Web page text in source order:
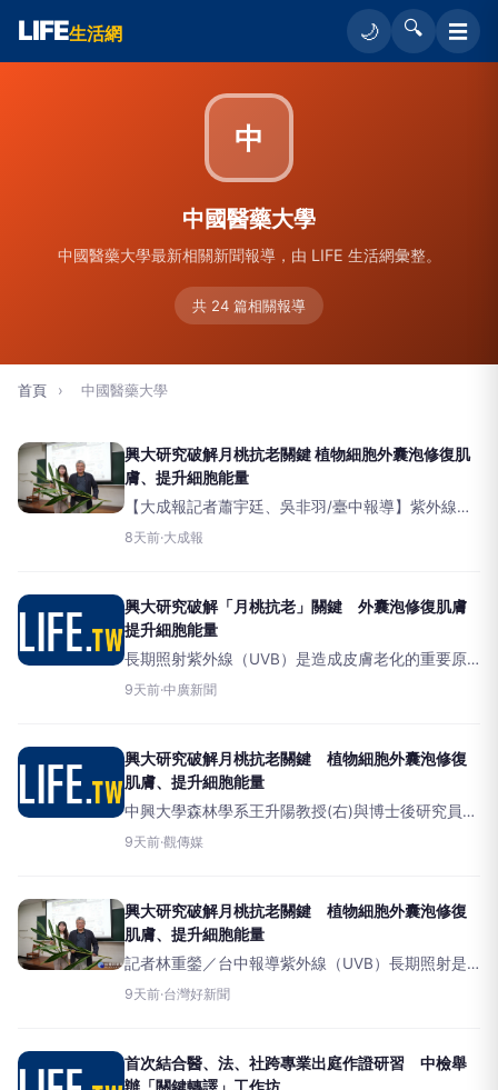
LIFE生活網 🌙 🔍 ☰
中
中國醫藥大學
中國醫藥大學最新相關新聞報導，由 LIFE 生活網彙整。
共 24 篇相關報導
首頁 › 中國醫藥大學
興大研究破解月桃抗老關鍵 植物細胞外囊泡修復肌
膚、提升細胞能量
【大成報記者蕭宇廷、吳非羽/臺中報導】紫外線
（UVB）長期照射是造成皮膚老化的重要原因，不
加速皺紋與
8天前·大成報
興大研究破解「月桃抗老」關鍵 外囊泡修復肌膚
提升細胞能量
長期照射紫外線（UVB）是造成皮膚老化的重要原
因，國立中興大學森林學系研究團隊發現，台灣常
完整性，有效降低紫外線
9天前·中廣新聞
興大研究破解月桃抗老關鍵 植物細胞外囊泡修復
肌膚、提升細胞能量
中興大學森林學系王升陽教授(右)與博士後研究員徐
驀蓉(左)。（圖/記者廖妙茜拍攝）（觀傳媒中彰投
9天前·觀傳媒
興大研究破解月桃抗老關鍵 植物細胞外囊泡修復
肌膚、提升細胞能量
記者林重鎣／台中報導紫外線（UVB）長期照射是
造成皮膚老化的重要原因，不僅會增加自由基
形成。近年來，「植物
9天前·台灣好新聞
首次結合醫、法、社跨專業出庭作證研習 中檢舉
辦「關鍵轉譯」工作坊